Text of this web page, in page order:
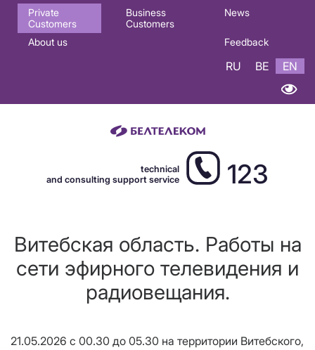
Основная
навигация
Private
Customers
Business
Customers
News
About us Feedback
RU BE EN
technical
and consulting support service
123
Витебская область. Работы на
сети эфирного телевидения и
радиовещания.
21.05.2026 с 00.30 до 05.30 на территории Витебского,